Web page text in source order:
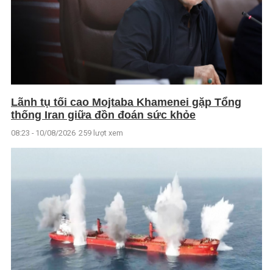
Lãnh tụ tối cao Mojtaba Khamenei gặp Tổng
thống Iran giữa đồn đoán sức khỏe
08:23 - 10/08/2026 259 lượt xem